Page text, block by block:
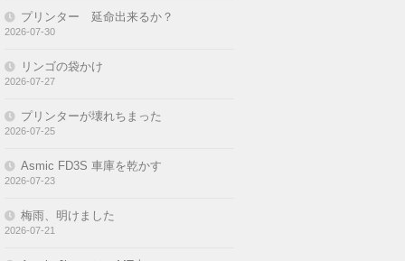
プリンター 延命出来るか？
2026-07-30
リンゴの袋かけ
2026-07-27
プリンターが壊れちまった
2026-07-25
Asmic FD3S 車庫を乾かす
2026-07-23
梅雨、明けました
2026-07-21